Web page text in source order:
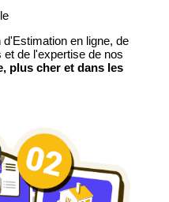
en ligne, de
de l'expertise de nos
plus cher et dans les